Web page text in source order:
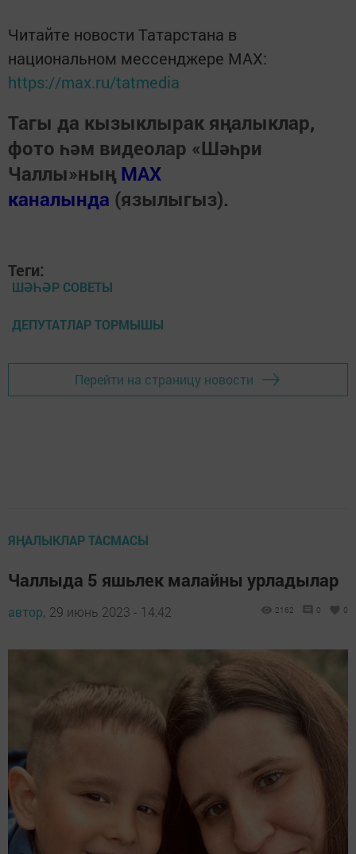
Читайте новости Татарстана в
национальном мессенджере MАХ:
https://max.ru/tatmedia
Тагы да кызыклырак яңалыклар,
фото һәм видеолар «Шәһри
Чаллы»ның MAX
каналында (язылыгыз).
Теги:
ШӘҺӘР СОВЕТЫ
ДЕПУТАТЛАР ТОРМЫШЫ
Перейти на страницу новости
ЯҢАЛЫКЛАР ТАСМАСЫ
Чаллыда 5 яшьлек малайны урладылар
автор, 29 июнь 2023 - 14:42 2162 0 0